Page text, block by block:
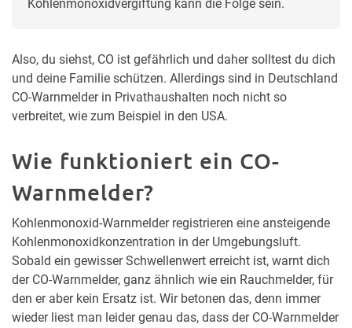
Kohlenmonoxidvergiftung kann die Folge sein.
Also, du siehst, CO ist gefährlich und daher solltest du dich
und deine Familie schützen. Allerdings sind in Deutschland
CO-Warnmelder in Privathaushalten noch nicht so
verbreitet, wie zum Beispiel in den USA.
Wie funktioniert ein CO-
Warnmelder?
Kohlenmonoxid-Warnmelder registrieren eine ansteigende
Kohlenmonoxidkonzentration in der Umgebungsluft.
Sobald ein gewisser Schwellenwert erreicht ist, warnt dich
der CO-Warnmelder, ganz ähnlich wie ein Rauchmelder, für
den er aber kein Ersatz ist. Wir betonen das, denn immer
wieder liest man leider genau das, dass der CO-Warnmelder